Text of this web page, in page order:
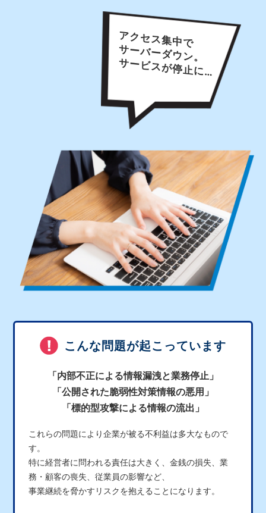
アクセス集中で
サーバーダウン。
サービスが停止に…
こんな問題が起こっています
「内部不正による情報漏洩と業務停止」
「公開された脆弱性対策情報の悪用」
「標的型攻撃による情報の流出」
これらの問題により企業が被る不利益は多大なもので
す。
特に経営者に問われる責任は大きく、金銭の損失、業
務・顧客の喪失、従業員の影響など、
事業継続を脅かすリスクを抱えることになります。